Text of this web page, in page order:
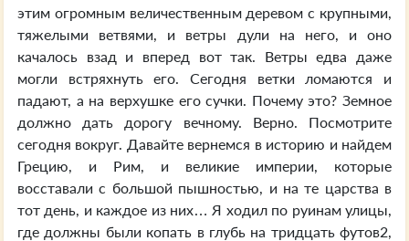
этим огромным величественным деревом с крупными,
тяжелыми ветвями, и ветры дули на него, и оно
качалось взад и вперед вот так. Ветры едва даже
могли встряхнуть его. Сегодня ветки ломаются и
падают, а на верхушке его сучки. Почему это? Земное
должно дать дорогу вечному. Верно. Посмотрите
сегодня вокруг. Давайте вернемся в историю и найдем
Грецию, и Рим, и великие империи, которые
восставали с большой пышностью, и на те царства в
тот день, и каждое из них… Я ходил по руинам улицы,
где должны были копать в глубь на тридцать футов2,